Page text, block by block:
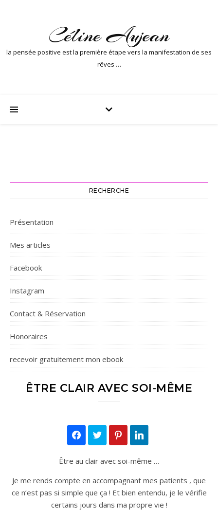
Céline Aujean
la pensée positive est la première étape vers la manifestation de ses
rêves …
RECHERCHE
Présentation
Mes articles
Facebook
Instagram
Contact & Réservation
Honoraires
recevoir gratuitement mon ebook
ÊTRE CLAIR AVEC SOI-MÊME
FacebookTwitter Pinterest
Être au clair avec soi-même …
Je me rends compte en accompagnant mes patients , que
ce n’est pas si simple que ça ! Et bien entendu, je le vérifie
certains jours dans ma propre vie !